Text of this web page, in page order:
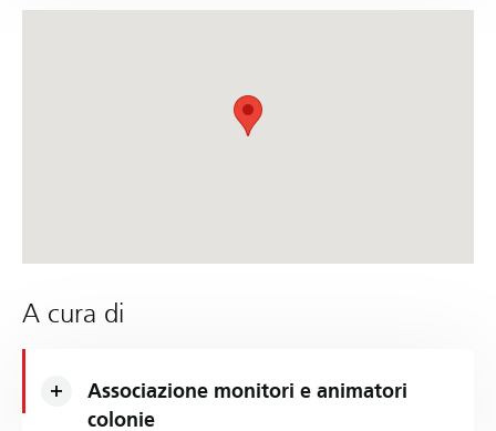
A cura di
Associazione monitori e animatori
colonie